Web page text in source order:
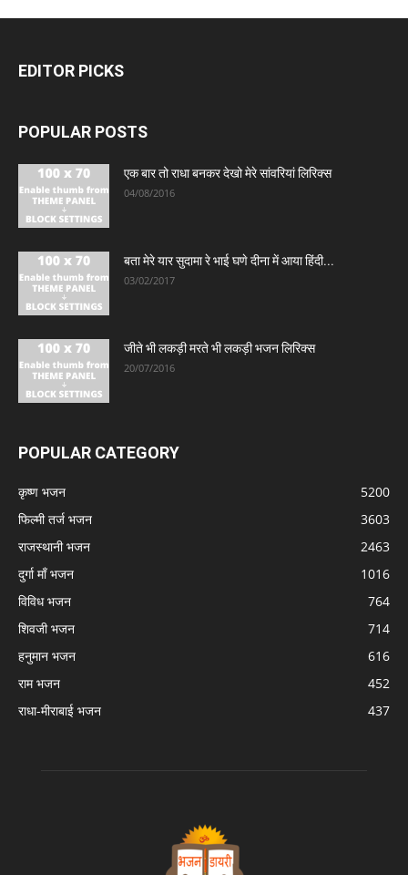
EDITOR PICKS
POPULAR POSTS
एक बार तो राधा बनकर देखो मेरे सांवरियां लिरिक्स
04/08/2016
बता मेरे यार सुदामा रे भाई घणे दीना में आया हिंदी...
03/02/2017
जीते भी लकड़ी मरते भी लकड़ी भजन लिरिक्स
20/07/2016
POPULAR CATEGORY
कृष्ण भजन
5200
फिल्मी तर्ज भजन
3603
राजस्थानी भजन
2463
दुर्गा माँ भजन
1016
विविध भजन
764
शिवजी भजन
714
हनुमान भजन
616
राम भजन
452
राधा-मीराबाई भजन
437